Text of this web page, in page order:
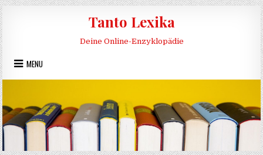
Skip to content
Tanto Lexika
Deine Online-Enzyklopädie
MENU